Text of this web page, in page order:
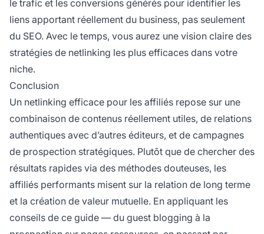
le trafic et les conversions générés pour identifier les
liens apportant réellement du business, pas seulement
du SEO. Avec le temps, vous aurez une vision claire des
stratégies de netlinking les plus efficaces dans votre
niche.
Conclusion
Un netlinking efficace pour les affiliés repose sur une
combinaison de contenus réellement utiles, de relations
authentiques avec d’autres éditeurs, et de campagnes
de prospection stratégiques. Plutôt que de chercher des
résultats rapides via des méthodes douteuses, les
affiliés performants misent sur la relation de long terme
et la création de valeur mutuelle. En appliquant les
conseils de ce guide — du guest blogging à la